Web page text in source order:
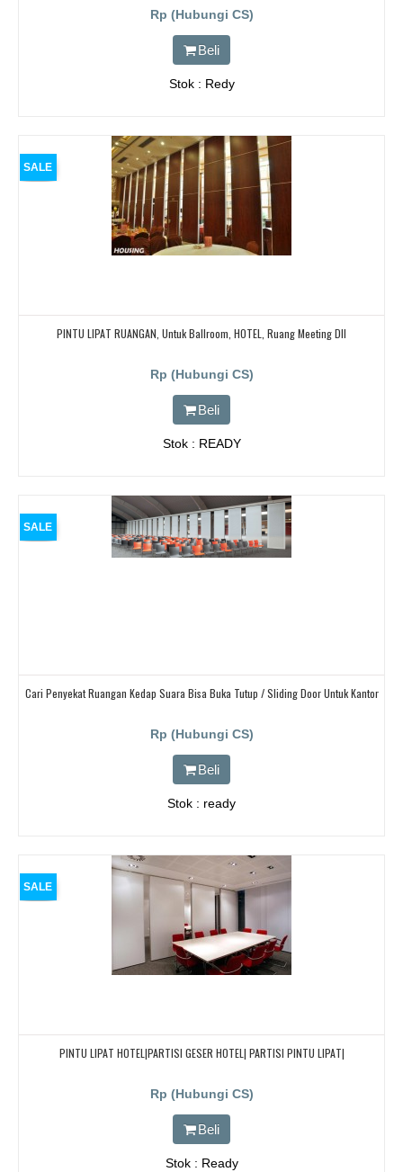
Rp (Hubungi CS)
Beli
Stok : Redy
SALE
PINTU LIPAT RUANGAN, Untuk Ballroom, HOTEL, Ruang Meeting Dll
Rp (Hubungi CS)
Beli
Stok : READY
SALE
Cari Penyekat Ruangan Kedap Suara Bisa Buka Tutup / Sliding Door Untuk Kantor
Rp (Hubungi CS)
Beli
Stok : ready
SALE
PINTU LIPAT HOTEL|PARTISI GESER HOTEL| PARTISI PINTU LIPAT|
Rp (Hubungi CS)
Beli
Stok : Ready